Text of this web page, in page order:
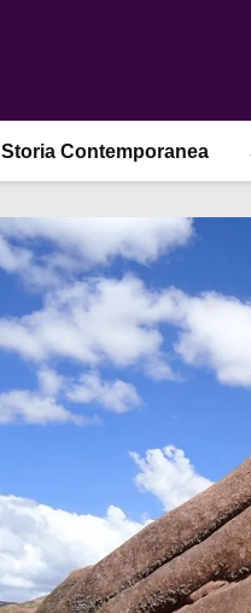
Storia Contemporanea